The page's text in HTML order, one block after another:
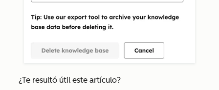
¿Te resultó útil este artículo?